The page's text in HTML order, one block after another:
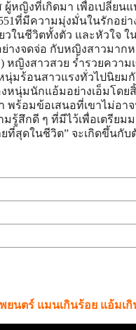
ผู้หญิงที่เกิดมา เพื่อเปลี่ย
ที่มีความมุ่งมั่นในรักอย่า
วในชีวิตทั้งตัว และหัวใจ
างจดจ่อ กับหญิงสาวมาก
ญิงสาวสวย ร่ำรวยความ
มร้อนสาวแรงทั่วไปนิยม
นุ่มนักแอ้มอย่างเอ็มโดย
พร้อมข้อเสนอที่เขาไม่อา
มรู้สึกดี ๆ ที่มีไว้เพื่อเตรีย
ที่สุดในชีวิต” จะเกิดขึ้นกับ
ยนตร์ แมนเกินร้อย แอ้มเ